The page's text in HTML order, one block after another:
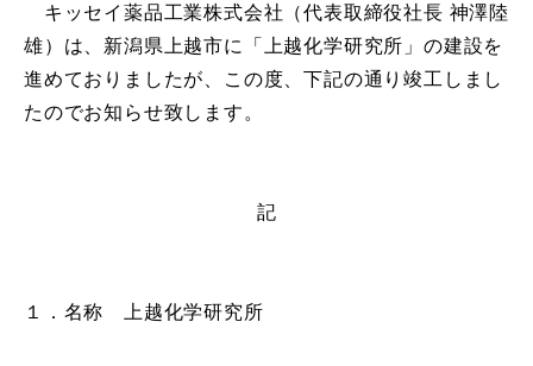
キッセイ薬品工業株式会社（代表取締役社長 神澤陸
雄）は、新潟県上越市に「上越化学研究所」の建設を
進めておりましたが、この度、下記の通り竣工しまし
たのでお知らせ致します。
記
１．名称 上越化学研究所